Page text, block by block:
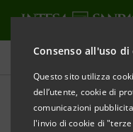
Consenso all'uso di
Questo sito utilizza
dell’utente, cookie di
comunicazioni
l'invio di cookie di
Comunicati stampa
STAMPA AGGIORNA
COMUNICATO STAMPA